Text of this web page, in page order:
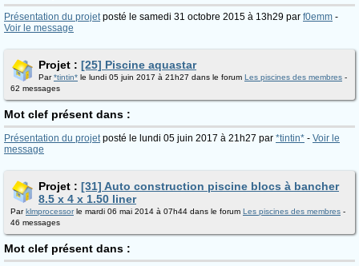
Présentation du projetposté le samedi 31 octobre 2015 à 13h29 par f0emm -
Voir le message
Projet : [25] Piscine aquastar
Par*tintin* le lundi 05 juin 2017 à 21h27 dans le forum Les piscines des membres -
62 messages
Mot clef présent dans :
Présentation du projetposté le lundi 05 juin 2017 à 21h27 par *tintin* - Voir le
message
Projet : [31] Auto construction piscine blocs à bancher
8.5 x 4 x 1.50 liner
Parklmprocessorle mardi 06 mai 2014 à 07h44 dans le forum Les piscines des membres -
46 messages
Mot clef présent dans :